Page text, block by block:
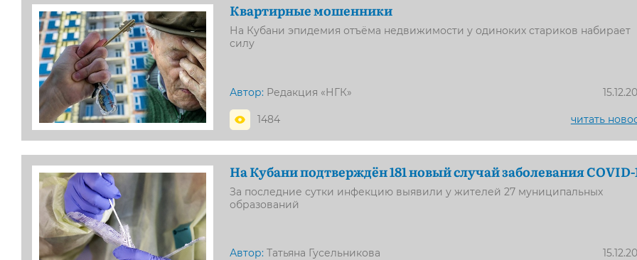
Квартирные мошенники
На Кубани эпидемия отъёма недвижимости у одиноких стариков набирает
силу
Автор: Редакция «НГК»
1484 читать
На Кубани подтверждён 181 новый случай заболевания COVID-
За последние сутки инфекцию выявили у жителей 27 муниципальных
образований
Автор: Татьяна Гусельникова